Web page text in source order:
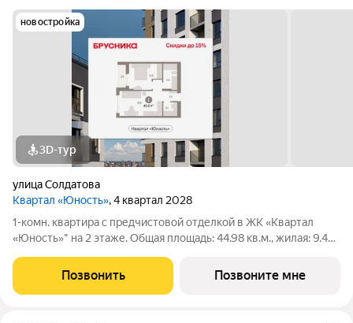
новостройка
3D-тур
улица Солдатова
Квартал «Юность», 4 квартал 2028
1-комн. квартира с предчистовой отделкой в ЖК «Квартал
«Юность»" на 2 этаже. Общая площадь: 44.98 кв.м., жилая: 9.48
выходят на одну сторону. В квартире одна лоджия, один
совмещенный
Позвонить Позвоните мне